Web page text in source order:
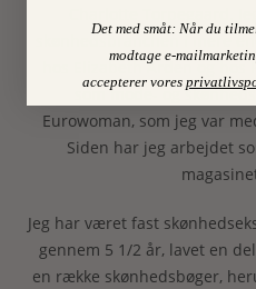
skønhedsbranchen i mere
hos Elizabeth Arden og hos
som mode- og
Eurowoman, som jeg var
Siden har jeg arbejdet
Jeg har været fast
gennem 5 1/2 år, lavet en
en række skønhedsbøger,
Det med småt: Når du
modtage e-
accepterer vores